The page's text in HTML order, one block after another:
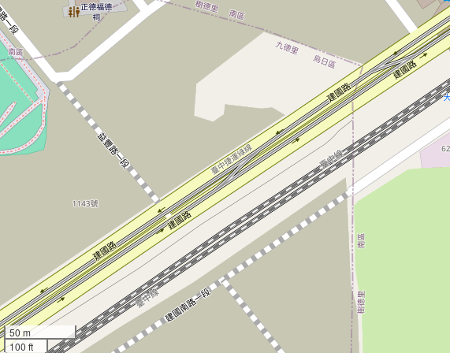
50 m
100 ft